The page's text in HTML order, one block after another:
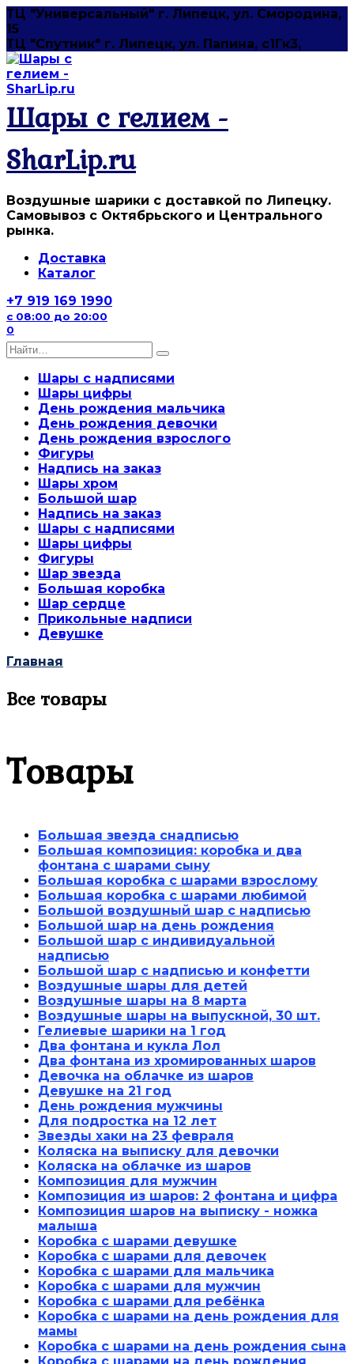
Перейти
к
содержанию
ТЦ "Универсальный" г. Липецк, ул. Смородина,
15
ТЦ "Спутник" г. Липецк, ул. Папина, с1Гк3,
Шары с гелием -
SharLip.ru
Воздушные шарики с доставкой по Липецку.
Самовывоз с Октябрьского и Центрального
рынка.
Доставка
Каталог
+7 919 169 1990
с 08:00 до 20:00
0
Search
Шары с надписями
Шары цифры
День рождения мальчика
День рождения девочки
День рождения взрослого
Фигуры
Надпись на заказ
Шары хром
Большой шар
Надпись на заказ
Шары с надписями
Шары цифры
Фигуры
Шар звезда
Большая коробка
Шар сердце
Прикольные надписи
Девушке
Главная
Все товары
Товары
Большая звезда снадписью
Большая композиция: коробка и два
фонтана с шарами сыну
Большая коробка с шарами взрослому
Большая коробка с шарами любимой
Большой воздушный шар с надписью
Большой шар на день рождения
Большой шар с индивидуальной
надписью
Большой шар с надписью и конфетти
Воздушные шары для детей
Воздушные шары на 8 марта
Воздушные шары на выпускной, 30 шт.
Гелиевые шарики на 1 год
Два фонтана и кукла Лол
Два фонтана из хромированных шаров
Девочка на облачке из шаров
Девушке на 21 год
День рождения мужчины
Для подростка на 12 лет
Звезды хаки на 23 февраля
Коляска на выписку для девочки
Коляска на облачке из шаров
Композиция для мужчин
Композиция из шаров: 2 фонтана и цифра
Композиция шаров на выписку - ножка
малыша
Коробка с шарами девушке
Коробка с шарами для девочек
Коробка с шарами для мальчика
Коробка с шарами для мужчин
Коробка с шарами для ребёнка
Коробка с шарами на день рождения для
мамы
Коробка с шарами на день рождения сына